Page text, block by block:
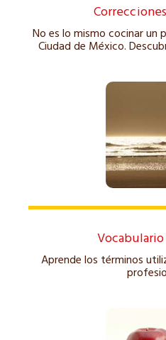
No es lo mismo cocinar un
Ciudad de México.
Aprende los términos